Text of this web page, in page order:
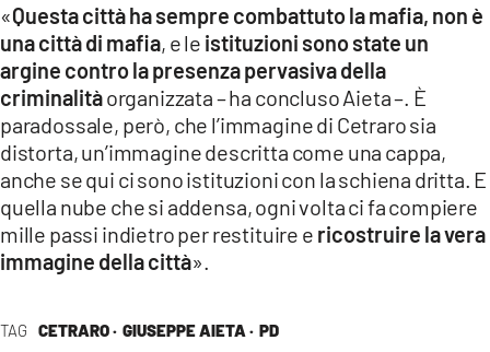
TAG CETRARO · GIUSEPPE AIETA · PD
«Questa città ha sempre combattuto la mafia, non è
una città di mafia, e le istituzioni sono state un
argine contro la presenza pervasiva della
criminalitàorganizzata – ha concluso Aieta –. È
paradossale, però, che l’immagine di Cetraro sia
distorta, un’immagine descritta come una cappa,
anche se qui ci sono istituzioni con la schiena dritta. E
quella nube che si addensa, ogni volta ci fa compiere
mille passi indietro per restituire e ricostruire la vera
immagine della città».